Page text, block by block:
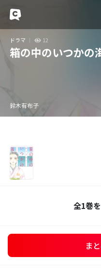
ドラマ 12
箱の中のいつかの
鈴木有布子
全1巻
ま